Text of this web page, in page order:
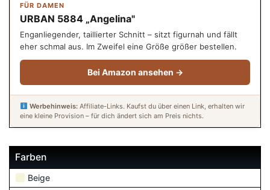
FÜR DAMEN
URBAN 5884 „Angelina"
Enganliegender, taillierter Schnitt – sitzt figurnah und fällt
eher schmal aus. Im Zweifel eine Größe größer bestellen.
Bei Amazon ansehen →
Werbehinweis:Affiliate-Links. Kaufst du über einen Link, erhalten wir
eine kleine Provision – für dich ändert sich am Preis nichts.
Farben
Beige